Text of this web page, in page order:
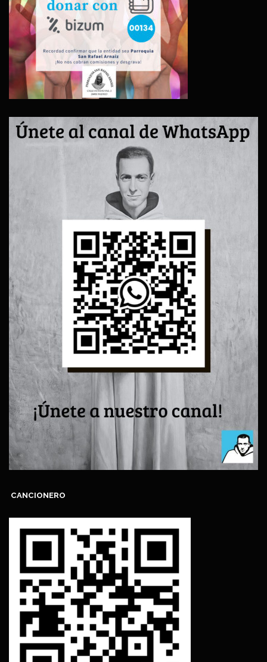
CANCIONERO